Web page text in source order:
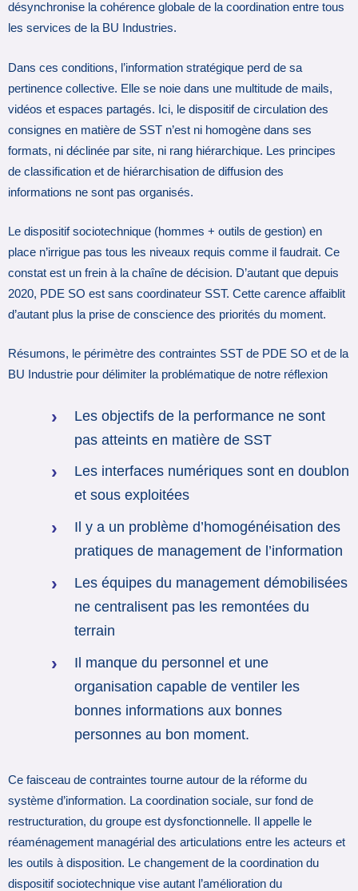
désynchronise la cohérence globale de la coordination entre tous
les services de la BU Industries.
Dans ces conditions, l’information stratégique perd de sa
pertinence collective. Elle se noie dans une multitude de mails,
vidéos et espaces partagés. Ici, le dispositif de circulation des
consignes en matière de SST n’est ni homogène dans ses
formats, ni déclinée par site, ni rang hiérarchique. Les principes
de classification et de hiérarchisation de diffusion des
informations ne sont pas organisés.
Le dispositif sociotechnique (hommes + outils de gestion) en
place n’irrigue pas tous les niveaux requis comme il faudrait. Ce
constat est un frein à la chaîne de décision. D’autant que depuis
2020, PDE SO est sans coordinateur SST. Cette carence affaiblit
d’autant plus la prise de conscience des priorités du moment.
Résumons, le périmètre des contraintes SST de PDE SO et de la
BU Industrie pour délimiter la problématique de notre réflexion
Les objectifs de la performance ne sont
pas atteints en matière de SST
Les interfaces numériques sont en doublon
et sous exploitées
Il y a un problème d’homogénéisation des
pratiques de management de l’information
Les équipes du management démobilisées
ne centralisent pas les remontées du
terrain
Il manque du personnel et une
organisation capable de ventiler les
bonnes informations aux bonnes
personnes au bon moment.
Ce faisceau de contraintes tourne autour de la réforme du
système d’information. La coordination sociale, sur fond de
restructuration, du groupe est dysfonctionnelle. Il appelle le
réaménagement managérial des articulations entre les acteurs et
les outils à disposition. Le changement de la coordination du
dispositif sociotechnique vise autant l’amélioration du